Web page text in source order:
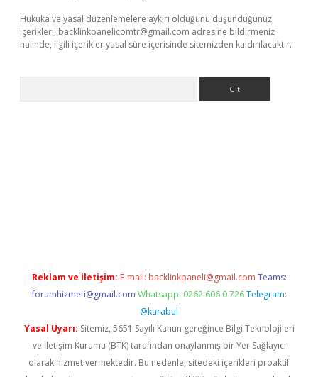
Hukuka ve yasal düzenlemelere aykırı olduğunu düşündüğünüz
içerikleri, backlinkpanelicomtr@gmail.com adresine bildirmeniz
halinde, ilgili içerikler yasal süre içerisinde sitemizden kaldırılacaktır.
Reklam ve İletişim: E-mail: backlinkpaneli@gmail.com Teams:
forumhizmeti@gmail.com Whatsapp: 0262 606 0 726 Telegram:
@karabul
Yasal Uyarı: Sitemiz, 5651 Sayılı Kanun gereğince Bilgi Teknolojileri
ve İletişim Kurumu (BTK) tarafından onaylanmış bir Yer Sağlayıcı
olarak hizmet vermektedir. Bu nedenle, sitedeki içerikleri proaktif